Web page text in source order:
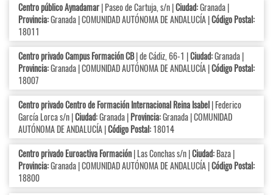
Centro público Aynadamar| Paseo de Cartuja, s/n |Ciudad:Granada |
Provincia:Granada | COMUNIDAD AUTÓNOMA DE ANDALUCÍA |Código Postal:
18011
Centro privado Campus Formación CB| de Cádiz, 66-1 |Ciudad:Granada |
Provincia:Granada | COMUNIDAD AUTÓNOMA DE ANDALUCÍA |Código Postal:
18007
Centro privado Centro de Formación Internacional Reina Isabel| Federico
García Lorca s/n |Ciudad:Granada |Provincia:Granada | COMUNIDAD
AUTÓNOMA DE ANDALUCÍA |Código Postal:18014
Centro privado Euroactiva Formación| Las Conchas s/n |Ciudad:Baza |
Provincia:Granada | COMUNIDAD AUTÓNOMA DE ANDALUCÍA |Código Postal:
18800